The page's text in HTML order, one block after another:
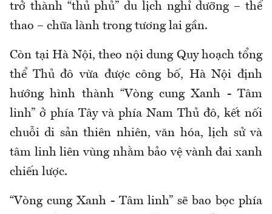
trở thành “thủ phủ” du lịch nghỉ dưỡng – thể
thao – chữa lành trong tương lai gần.
Còn tại Hà Nội, theo nội dung Quy hoạch tổng
thể Thủ đô vừa được công bố, Hà Nội định
hướng hình thành “Vòng cung Xanh - Tâm
linh” ở phía Tây và phía Nam Thủ đô, kết nối
chuỗi di sản thiên nhiên, văn hóa, lịch sử và
tâm linh liên vùng nhằm bảo vệ vành đai xanh
chiến lược.
“Vòng cung Xanh - Tâm linh” sẽ bao bọc phía